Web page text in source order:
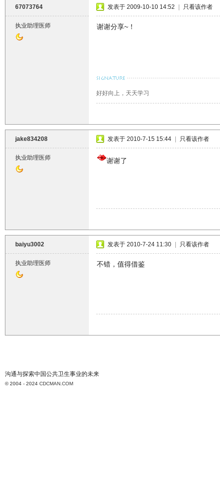
67073764
执业助理医师
发表于 2009-10-10 14:52 只看该作者
谢谢分享~！
好好向上，天天学习
jake834208
执业助理医师
发表于 2010-7-15 15:44 只看该作者
谢谢了
baiyu3002
执业助理医师
发表于 2010-7-24 11:30 只看该作者
不错，值得借鉴
沟通与探索中国公共卫生事业的未来
© 2004 - 2024 CDCMAN.COM